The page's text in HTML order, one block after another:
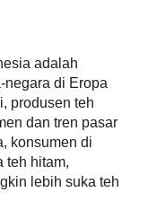
adalah
negara di Eropa
produsen teh
dan tren pasar
konsumen di
teh hitam,
lebih suka teh